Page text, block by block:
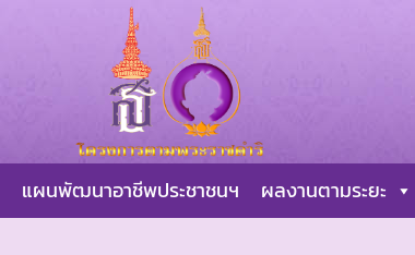
แผนพัฒนาอาชีพประชาชนฯ ผลงานตามระยะ